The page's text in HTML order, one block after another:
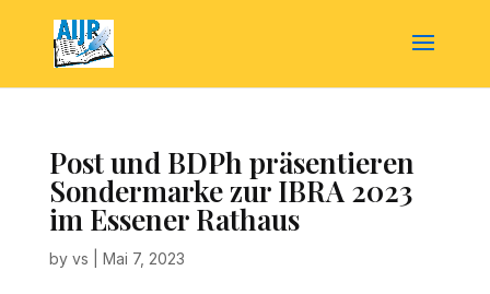
Post und BDPh präsentieren
Sondermarke zur IBRA 2023
im Essener Rathaus
by vs Mai 7, 2023